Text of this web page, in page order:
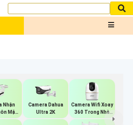
Nhận
Mặt
Camera Dahua
Ultra 2K
Camera Wifi Xoay
360 Trong Nhà
Dahua